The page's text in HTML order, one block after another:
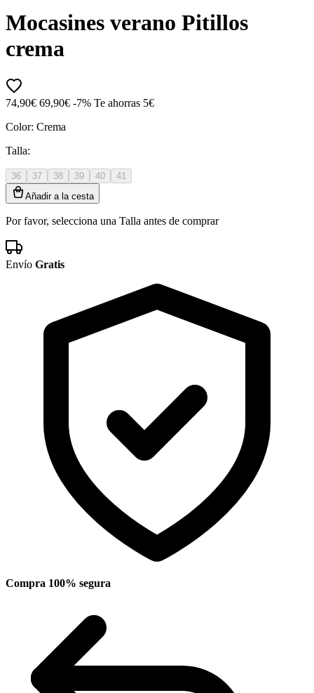
Mocasines verano Pitillos
crema
74,90€ 69,90€ -7% Te ahorras 5€
Color: Crema
Talla:
36 37 38 39 40
41
Añadir a la cesta
Por favor, selecciona una Talla antes de comprar
Envío Gratis
Compra 100% segura